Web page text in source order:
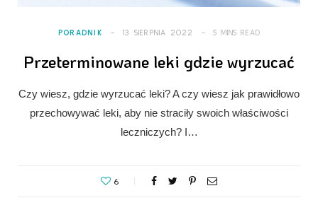
PORADNIK 13 SIERPNIA 2022 5 MINS READ
Przeterminowane leki gdzie wyrzucać
Czy wiesz, gdzie wyrzucać leki? A czy wiesz jak prawidłowo
przechowywać leki, aby nie straciły swoich właściwości
leczniczych? I…
6